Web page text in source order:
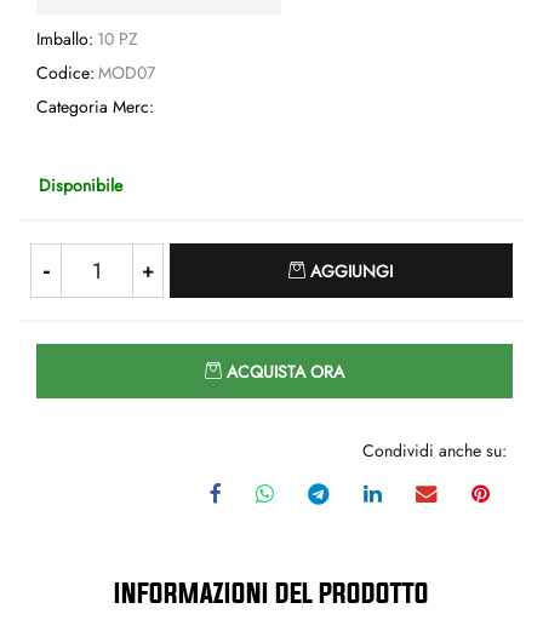
Imballo: 10 PZ
Codice: MOD07
Categoria Merc:
Disponibile
AGGIUNGI
ACQUISTA ORA
Condividi anche su:
INFORMAZIONI DEL PRODOTTO